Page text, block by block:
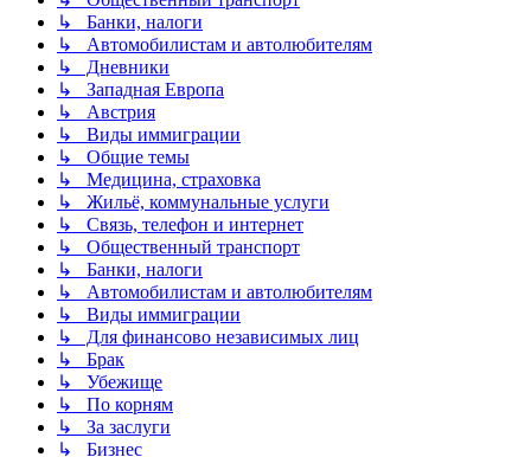
↳ Банки, налоги
↳ Автомобилистам и автолюбителям
↳ Дневники
↳ Западная Европа
↳ Австрия
↳ Виды иммиграции
↳ Общие темы
↳ Медицина, страховка
↳ Жильё, коммунальные услуги
↳ Связь, телефон и интернет
↳ Общественный транспорт
↳ Банки, налоги
↳ Автомобилистам и автолюбителям
↳ Виды иммиграции
↳ Для финансово независимых лиц
↳ Брак
↳ Убежище
↳ По корням
↳ За заслуги
↳ Бизнес